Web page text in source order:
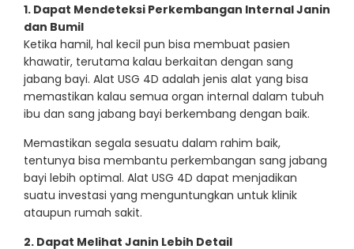
1. Dapat Mendeteksi Perkembangan Internal Janin
dan Bumil
Ketika hamil, hal kecil pun bisa membuat pasien
khawatir, terutama kalau berkaitan dengan sang
jabang bayi. Alat USG 4D adalah jenis alat yang bisa
memastikan kalau semua organ internal dalam tubuh
ibu dan sang jabang bayi berkembang dengan baik.
Memastikan segala sesuatu dalam rahim baik,
tentunya bisa membantu perkembangan sang jabang
bayi lebih optimal. Alat USG 4D dapat menjadikan
suatu investasi yang menguntungkan untuk klinik
ataupun rumah sakit.
2. Dapat Melihat Janin Lebih Detail